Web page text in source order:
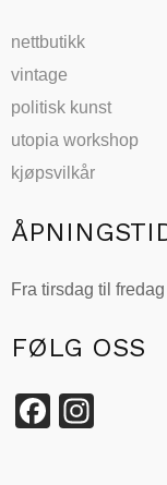
nettbutikk
vintage
politisk kunst
utopia workshop
kjøpsvilkår
Fra tirsdag til
FØLG OSS